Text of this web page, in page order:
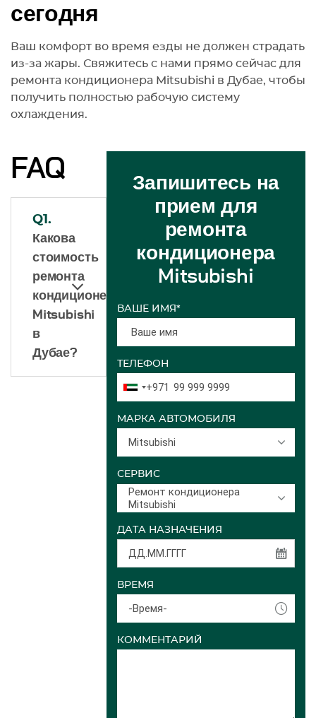
сегодня
Ваш комфорт во время езды не должен страдать
из-за жары. Свяжитесь с нами прямо сейчас для
ремонта кондиционера Mitsubishi в Дубае, чтобы
получить полностью рабочую систему
охлаждения.
FAQ
Q1.
Какова
стоимость
ремонта
кондиционера
Mitsubishi
в
Дубае?
Запишитесь на
прием для
ремонта
кондиционера
Mitsubishi
ВАШЕ ИМЯ*
ТЕЛЕФОН
+971
МАРКА АВТОМОБИЛЯ
Mitsubishi
СЕРВИС
Ремонт кондиционера
Mitsubishi
ДАТА НАЗНАЧЕНИЯ
ВРЕМЯ
-Время-
КОММЕНТАРИЙ